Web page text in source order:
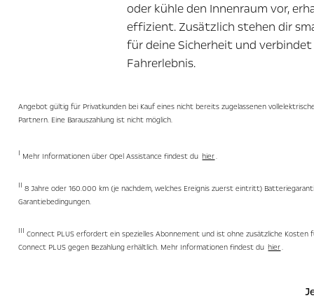
oder kühle den Innenraum vor,
effizient. Zusätzlich stehen dir
für deine Sicherheit und
Fahrerlebnis.
Angebot gültig für Privatkunden bei Kauf eines nicht bereits zugelassenen
Partnern. Eine Barauszahlung ist nicht möglich.
I Mehr Informationen über Opel Assistance findest du hier.
II8 Jahre oder 160.000 km (je nachdem, welches Ereignis zuerst eintritt)
Garantiebedingungen.
III Connect PLUS erfordert ein spezielles Abonnement und ist ohne zusätzliche
Connect PLUS gegen Bezahlung erhältlich. Mehr Informationen findest du hier.